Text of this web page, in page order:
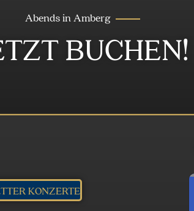
Abends in Amberg
BUCHEN!
KONZERTE